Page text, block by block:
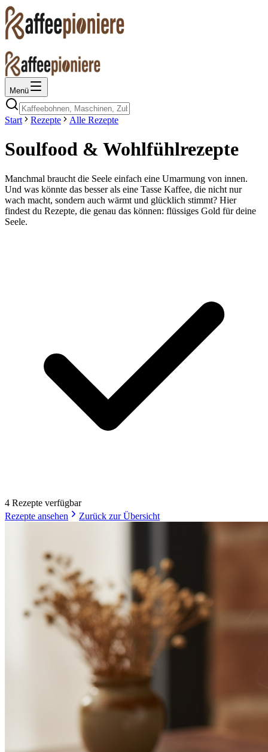
Menü
Start Rezepte Alle Rezepte
Soulfood & Wohlfühlrezepte
Manchmal braucht die Seele einfach eine Umarmung von innen.
Und was könnte das besser als eine Tasse Kaffee, die nicht nur
wach macht, sondern auch wärmt und glücklich stimmt? Hier
findest du Rezepte, die genau das können: flüssiges Gold für deine
Seele.
4 Rezepte verfügbar
Rezepte ansehen
Zurück zur Übersicht